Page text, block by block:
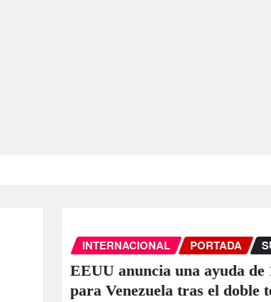
INTERNACIONAL PORTADA SUCESOS
EEUU anuncia una ayuda de 130
para Venezuela tras el doble terremoto